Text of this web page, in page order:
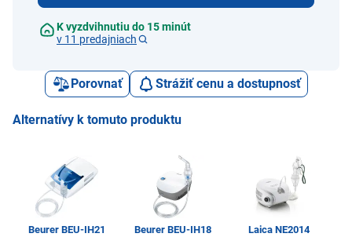
K vyzdvihnutiu do 15 minút
v 11 predajniach
Porovnať Strážiť cenu a dostupnosť
Alternatívy k tomuto produktu
Beurer BEU-IH21 Beurer BEU-IH18 Laica NE2014